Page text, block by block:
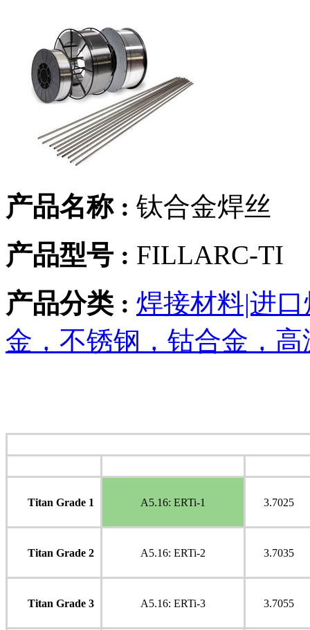
产品名称 : 钛合金焊丝
产品型号 : FILLARC-TI
产品分类 : 焊接材料|进
金，不锈钢，钴合金，
Titan Grade 1 A5.16: ERTi-1 3.7025
Titan Grade 2 A5.16: ERTi-2 3.7035
Titan Grade 3 A5.16: ERTi-3 3.7055